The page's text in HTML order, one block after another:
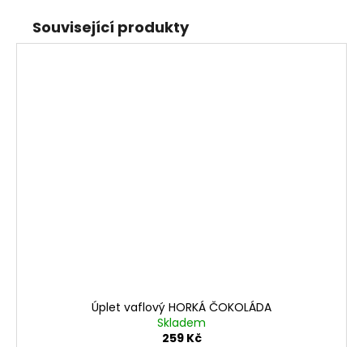
Související produkty
Úplet vaflový HORKÁ ČOKOLÁDA
Skladem
259 Kč